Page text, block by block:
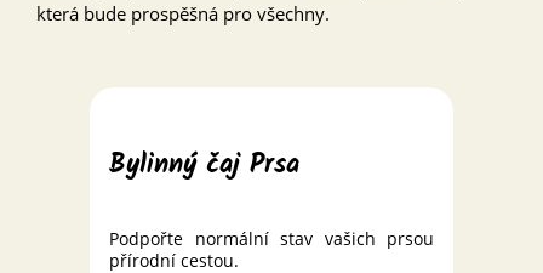
která bude prospěšná pro všechny.
Bylinný čaj Prsa
Podpořte normální stav vašich prsou
přírodní cestou.